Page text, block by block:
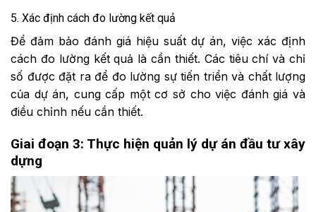
5. Xác định cách đo lường kết quả
Để đảm bảo đánh giá hiệu suất dự án, việc xác định
cách đo lường kết quả là cần thiết. Các tiêu chí và chỉ
số được đặt ra để đo lường sự tiến triển và chất lượng
của dự án, cung cấp một cơ sở cho việc đánh giá và
điều chỉnh nếu cần thiết.
Giai đoạn 3: Thực hiện quản lý dự án đầu tư xây
dựng